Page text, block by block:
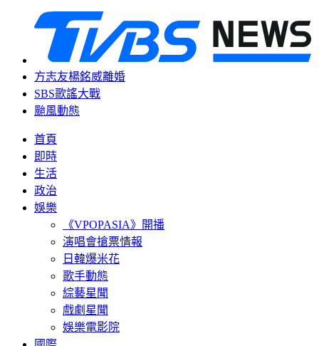
方志友楊銘威離婚
SBS歌謠大戰
颱風動態
首頁
即時
生活
政治
娛樂
《VPOPASIA》開播
演唱會搶票情報
日韓爆米花
歌手動態
綜藝星聞
戲劇星聞
娛樂電影院